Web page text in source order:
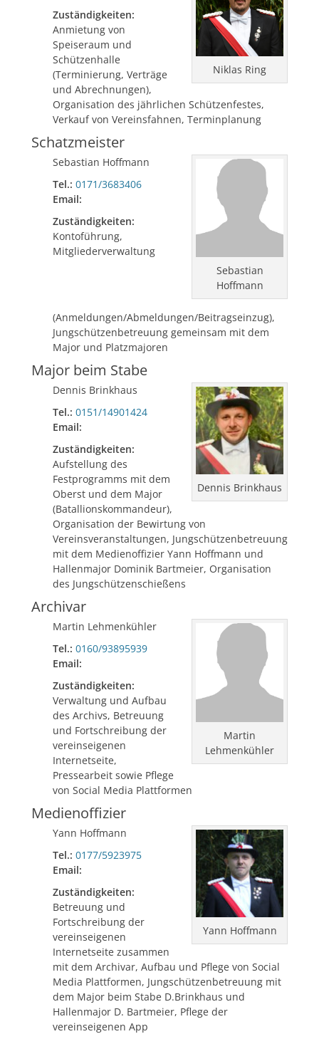
Niklas Ring
Zuständigkeiten:
Anmietung von
Speiseraum und
Schützenhalle
(Terminierung, Verträge
und Abrechnungen),
Organisation des jährlichen Schützenfestes,
Verkauf von Vereinsfahnen, Terminplanung
Schatzmeister
Sebastian
Hoffmann
Sebastian Hoffmann
Tel.: 0171/3683406
Email:
Zuständigkeiten:
Kontoführung,
Mitgliederverwaltung
(Anmeldungen/Abmeldungen/Beitragseinzug),
Jungschützenbetreuung gemeinsam mit dem
Major und Platzmajoren
Major beim Stabe
Dennis Brinkhaus
Dennis Brinkhaus
Tel.: 0151/14901424
Email:
Zuständigkeiten:
Aufstellung des
Festprogramms mit dem
Oberst und dem Major
(Batallionskommandeur),
Organisation der Bewirtung von
Vereinsveranstaltungen, Jungschützenbetreuung
mit dem Medienoffizier Yann Hoffmann und
Hallenmajor Dominik Bartmeier, Organisation
des Jungschützenschießens
Archivar
Martin
Lehmenkühler
Martin Lehmenkühler
Tel.: 0160/93895939
Email:
Zuständigkeiten:
Verwaltung und Aufbau
des Archivs, Betreuung
und Fortschreibung der
vereinseigenen
Internetseite,
Pressearbeit sowie Pflege
von Social Media Plattformen
Medienoffizier
Yann Hoffmann
Yann Hoffmann
Tel.: 0177/5923975
Email:
Zuständigkeiten:
Betreuung und
Fortschreibung der
vereinseigenen
Internetseite zusammen
mit dem Archivar, Aufbau und Pflege von Social
Media Plattformen, Jungschützenbetreuung mit
dem Major beim Stabe D.Brinkhaus und
Hallenmajor D. Bartmeier, Pflege der
vereinseigenen App